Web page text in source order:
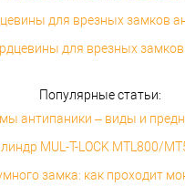
для врезных замков
для врезных замков
Популярные статьи:
антипаники – виды и
MUL-T-LOCK MTL800/
замка: как проходит